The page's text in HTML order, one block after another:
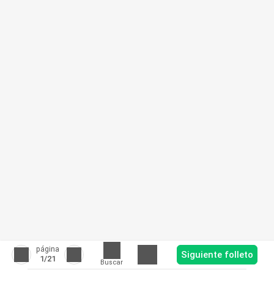
página
1/21 Buscar
Siguiente folleto